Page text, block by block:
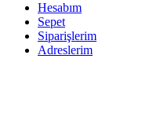
Hesabım
Sepet
Siparişlerim
Adreslerim